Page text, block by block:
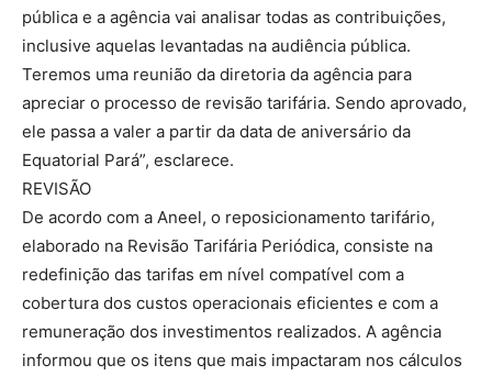
pública e a agência vai analisar todas as contribuições,
inclusive aquelas levantadas na audiência pública.
Teremos uma reunião da diretoria da agência para
apreciar o processo de revisão tarifária. Sendo aprovado,
ele passa a valer a partir da data de aniversário da
Equatorial Pará”, esclarece.
REVISÃO
De acordo com a Aneel, o reposicionamento tarifário,
elaborado na Revisão Tarifária Periódica, consiste na
redefinição das tarifas em nível compatível com a
cobertura dos custos operacionais eficientes e com a
remuneração dos investimentos realizados. A agência
informou que os itens que mais impactaram nos cálculos